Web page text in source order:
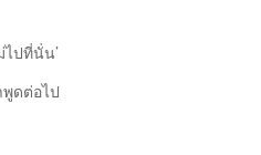
ไปที่นั่น’
ดต่อไป